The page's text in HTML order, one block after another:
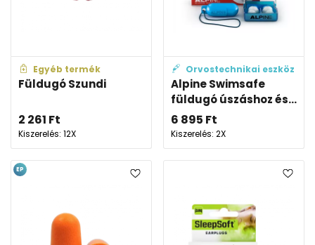
Egyéb termék
Füldugó Szundi
2 261 Ft
Kiszerelés: 12X
Orvostechnikai eszköz
Alpine Swimsafe
füldugó úszáshoz és...
6 895 Ft
Kiszerelés: 2X
EP